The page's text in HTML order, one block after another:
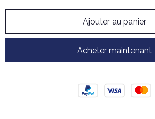
Ajouter au panier
Acheter maintenant